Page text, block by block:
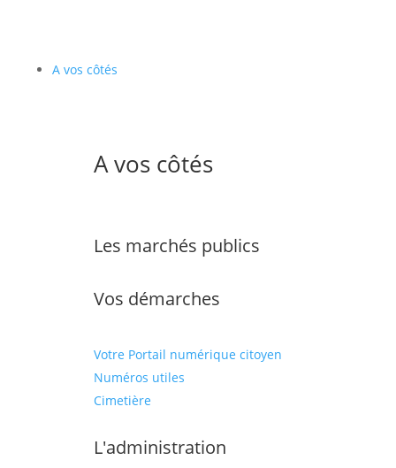
A vos côtés
A vos côtés
Les marchés publics
Vos démarches
Votre Portail numérique citoyen
Numéros utiles
Cimetière
L'administration